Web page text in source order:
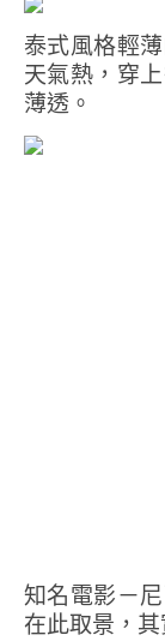
泰式風格輕
天氣熱，穿
薄透。
知名電影－
在此取景，